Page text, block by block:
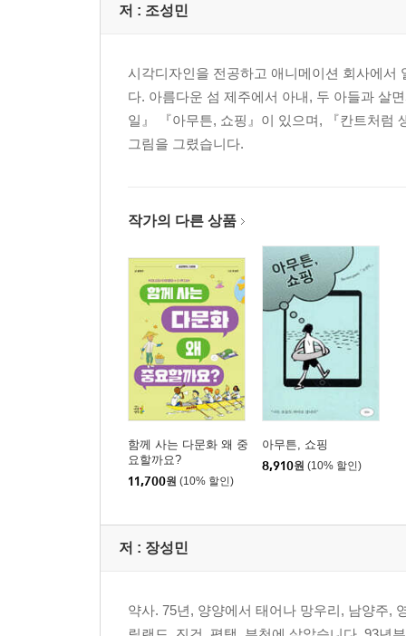
저 : 조성민
시각디자인을 전공하고 애니메이션 회사에서
다. 아름다운 섬 제주에서 아내, 두 아들과 살
일』 『아무튼, 쇼핑』이 있으며, 『칸트처럼
그림을 그렸습니다.
작가의 다른 상품
함께 사는 다문화 왜 중
요할까요?
11,700원 (10% 할인)
아무튼, 쇼핑
8,910원 (10% 할인)
저 : 장성민
약사. 75년, 양양에서 태어나 망우리, 남양주,